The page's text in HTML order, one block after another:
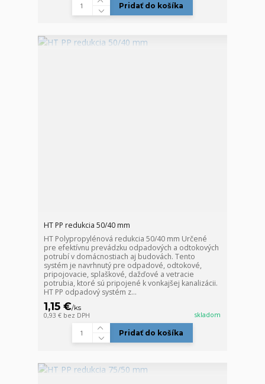
Pridať do košíka
HT PP redukcia 50/40 mm
HT Polypropylénová redukcia 50/40 mm Určené
pre efektívnu prevádzku odpadových a odtokových
potrubí v domácnostiach aj budovách. Tento
systém je navrhnutý pre odpadové, odtokové,
pripojovacie, splaškové, dažďové a vetracie
potrubia, ktoré sú pripojené k vonkajšej kanalizácii.
HT PP odpadový systém z...
1,15 €/ks
0,93 € bez DPH skladom
Pridať do košíka